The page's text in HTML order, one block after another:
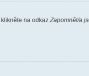
na odkaz Zapomněl/a